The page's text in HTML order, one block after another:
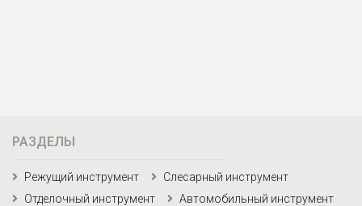
РАЗДЕЛЫ
Режущий инструмент
Слесарный инструмент
Отделочный инструмент
Автомобильный инструмент